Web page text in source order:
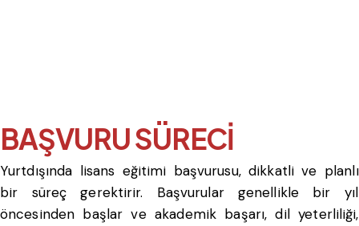
BAŞVURU SÜRECİ
Yurtdışında lisans eğitimi başvurusu, dikkatli ve planlı
bir süreç gerektirir. Başvurular genellikle bir yıl
öncesinden başlar ve akademik başarı, dil yeterliliği,